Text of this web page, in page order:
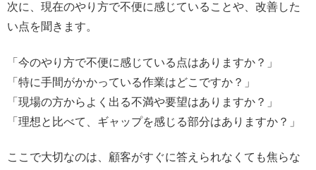
次に、現在のやり方で不便に感じていることや、改善した
い点を聞きます。
「今のやり方で不便に感じている点はありますか？」
「特に手間がかかっている作業はどこですか？」
「現場の方からよく出る不満や要望はありますか？」
「理想と比べて、ギャップを感じる部分はありますか？」
ここで大切なのは、顧客がすぐに答えられなくても焦らな